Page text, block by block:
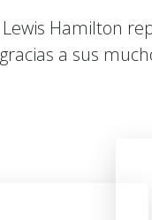
Lewis Hamilton
gracias a sus